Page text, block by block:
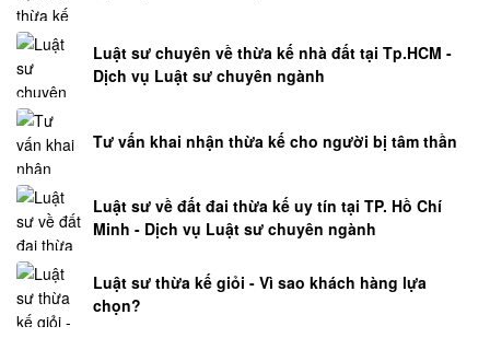
Luật sư chuyên về thừa kế nhà đất tại Tp.HCM -
Dịch vụ Luật sư chuyên ngành
Tư vấn khai nhận thừa kế cho người bị tâm thần
Luật sư về đất đai thừa kế uy tín tại TP. Hồ Chí
Minh - Dịch vụ Luật sư chuyên ngành
Luật sư thừa kế giỏi - Vì sao khách hàng lựa
chọn?